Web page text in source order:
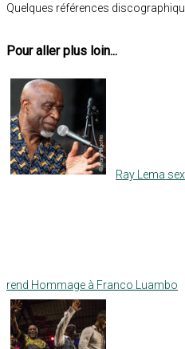
Quelques références
Pour aller plus loin...
Ray Lema
rend Hommage à Franco Luambo